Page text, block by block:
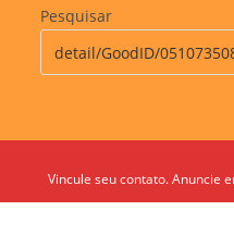
Pesquisar
Vincule seu contato. Anuncie